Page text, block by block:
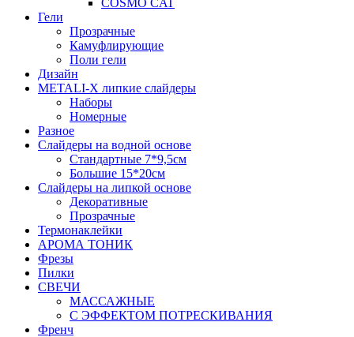
COSMO CAT
Гели
Прозрачные
Камуфлирующие
Поли гели
Дизайн
METALI-X липкие слайдеры
Наборы
Номерные
Разное
Слайдеры на водной основе
Стандартные 7*9,5см
Большие 15*20см
Слайдеры на липкой основе
Декоративные
Прозрачные
Термонаклейки
АРОМА ТОНИК
Фрезы
Пилки
СВЕЧИ
МАССАЖНЫЕ
С ЭФФЕКТОМ ПОТРЕСКИВАНИЯ
Френч